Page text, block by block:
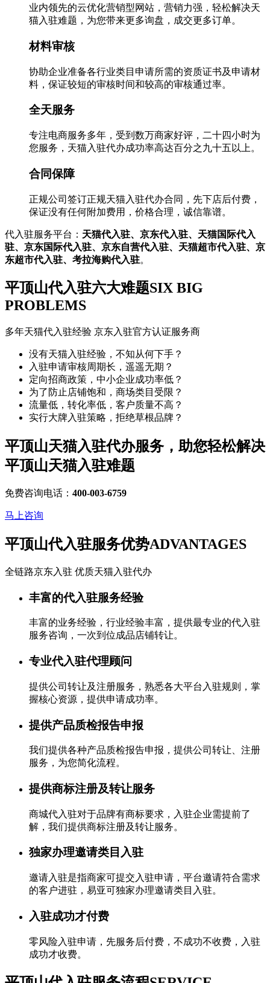
业内领先的云优化营销型网站，营销力强，轻松解决天
猫入驻难题，为您带来更多询盘，成交更多订单。
材料审核
协助企业准备各行业类目申请所需的资质证书及申请材
料，保证较短的审核时间和较高的审核通过率。
全天服务
专注电商服务多年，受到数万商家好评，二十四小时为
您服务，天猫入驻代办成功率高达百分之九十五以上。
合同保障
正规公司签订正规天猫入驻代办合同，先下店后付费，
保证没有任何附加费用，价格合理，诚信靠谱。
代入驻服务平台： 天猫代入驻、京东代入驻、天猫国际代入
驻、京东国际代入驻、京东自营代入驻、天猫超市代入驻、京
东超市代入驻、考拉海购代入驻。
平顶山代入驻六大难题SIX BIG
PROBLEMS
多年天猫代入驻经验 京东入驻官方认证服务商
没有天猫入驻经验，不知从何下手？
入驻申请审核周期长，遥遥无期？
定向招商政策，中小企业成功率低？
为了防止店铺饱和，商场类目受限？
流量低，转化率低，客户质量不高？
实行大牌入驻策略，拒绝草根品牌？
平顶山天猫入驻代办服务，助您轻松解决
平顶山天猫入驻难题
免费咨询电话： 400-003-6759
马上咨询
平顶山代入驻服务优势ADVANTAGES
全链路京东入驻 优质天猫入驻代办
丰富的代入驻服务经验
丰富的业务经验，行业经验丰富，提供最专业的代入驻
服务咨询，一次到位成品店铺转让。
专业代入驻代理顾问
提供公司转让及注册服务，熟悉各大平台入驻规则，掌
握核心资源，提供申请成功率。
提供产品质检报告申报
我们提供各种产品质检报告申报，提供公司转让、注册
服务，为您简化流程。
提供商标注册及转让服务
商城代入驻对于品牌有商标要求，入驻企业需提前了
解，我们提供商标注册及转让服务。
独家办理邀请类目入驻
邀请入驻是指商家可提交入驻申请，平台邀请符合需求
的客户进驻，易亚可独家办理邀请类目入驻。
入驻成功才付费
零风险入驻申请，先服务后付费，不成功不收费，入驻
成功才收费。